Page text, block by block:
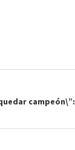
campeón\”: